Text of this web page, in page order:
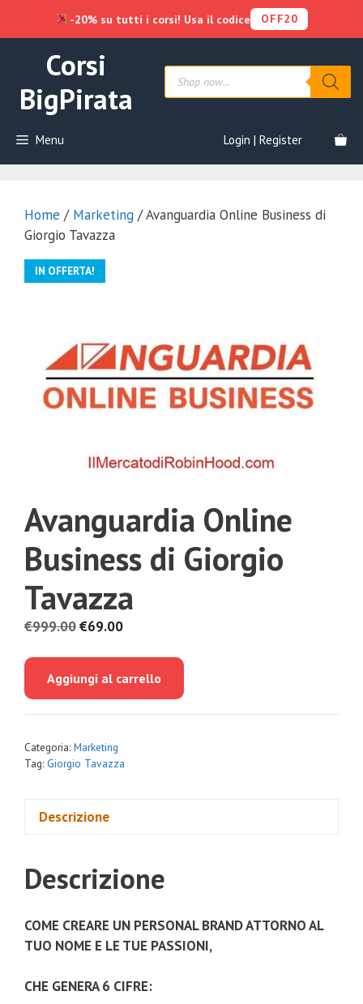
contenuto
Corsi
BigPirata
Products
search
Menu Login | Register
Home / Marketing / Avanguardia Online Business di
Giorgio Tavazza
IN OFFERTA!
Avanguardia Online
Business di Giorgio
Tavazza
€999.00Il
era:
€69.00Il
è:
Aggiungi al carrello
Categoria: Marketing
Tag: Giorgio Tavazza
Descrizione
Descrizione
COME CREARE UN PERSONAL BRAND ATTORNO AL
TUO NOME E LE TUE PASSIONI,
CHE GENERA 6 CIFRE:
-20% su tutti i corsi! Usa il codice OFF20